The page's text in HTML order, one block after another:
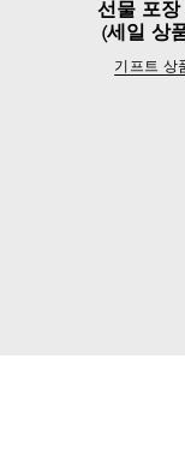
선물 포장
(세일 상
기프트 상